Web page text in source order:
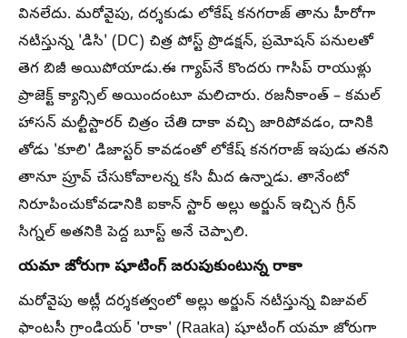
వినలేదు. మరోవైపు, దర్శకుడు లోకేష్ కనగరాజ్ తాను హీరోగా
నటిస్తున్న 'డిసి' (DC) చిత్ర పోస్ట్ ప్రొడక్షన్, ప్రమోషన్ పనులతో
తెగ బిజీ అయిపోయాడు.ఈ గ్యాప్‌నే కొందరు గాసిప్ రాయుళ్లు
ప్రాజెక్ట్ క్యాన్సిల్ అయిందంటూ మలిచారు. రజనీకాంత్ – కమల్
హాసన్ మల్టీస్టారర్ చిత్రం చేతి దాకా వచ్చి జారిపోవడం, దానికి
తోడు 'కూలి' డిజాస్టర్ కావడంతో లోకేష్ కనగరాజ్ ఇపుడు తనని
తానూ ప్రూవ్ చేసుకోవాలన్న కసి మీద ఉన్నాడు. తానేంటో
నిరూపించుకోవడానికి ఐకాన్ స్టార్ అల్లు అర్జున్ ఇచ్చిన గ్రీన్
సిగ్నల్ అతనికి పెద్ద బూస్ట్ అనే చెప్పాలి.
యమా జోరుగా షూటింగ్ జరుపుకుంటున్న రాకా
మరోవైపు అట్లీ దర్శకత్వంలో అల్లు అర్జున్ నటిస్తున్న విజువల్
ఫాంటసీ గ్రాండియర్ 'రాకా' (Raaka) షూటింగ్ యమా జోరుగా